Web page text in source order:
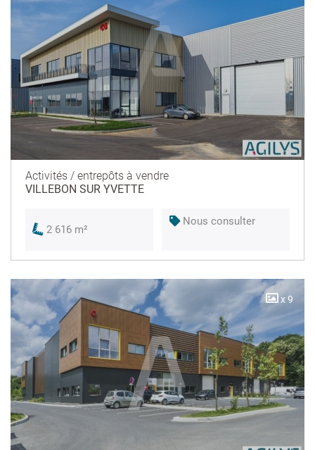
Activités / entrepôts à vendre
VILLEBON SUR YVETTE
2 616 m²
Nous consulter
x 9